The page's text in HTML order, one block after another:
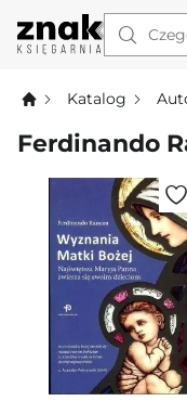
Katalog
Ferdinando